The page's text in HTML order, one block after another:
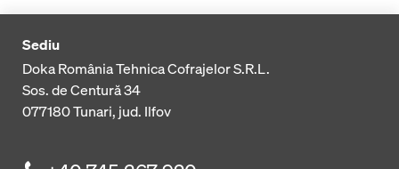
Sediu
Doka România Tehnica Cofrajelor S.R.L.
Sos. de Centură 34
077180Tunari, jud. Ilfov